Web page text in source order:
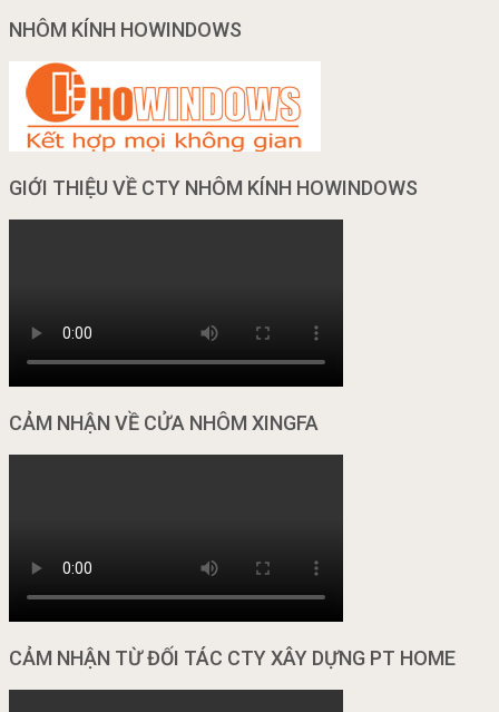
NHÔM KÍNH HOWINDOWS
GIỚI THIỆU VỀ CTY NHÔM KÍNH HOWINDOWS
CẢM NHẬN VỀ CỬA NHÔM XINGFA
CẢM NHẬN TỪ ĐỐI TÁC CTY XÂY DỰNG PT HOME